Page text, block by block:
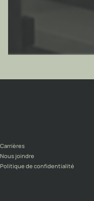
Carrières
Nous joindre
Politique de confidentialité